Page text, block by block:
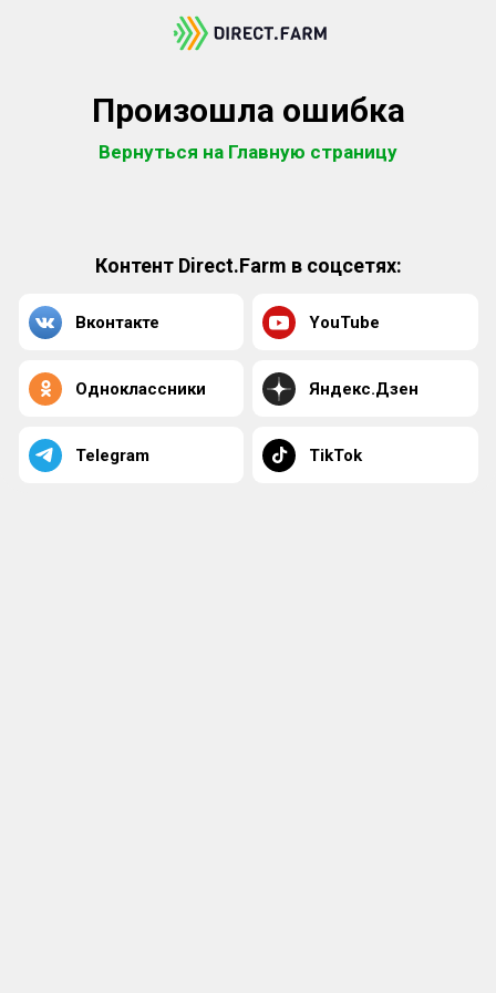
Произошла ошибка
Вернуться на Главную страницу
Контент Direct.Farm в соцсетях:
Вконтакте YouTube
Одноклассники Яндекс.Дзен
Telegram TikTok